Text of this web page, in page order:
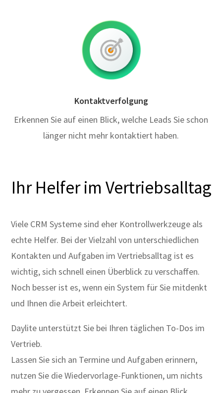
Kontaktverfolgung
Erkennen Sie auf einen Blick, welche Leads Sie schon
länger nicht mehr kontaktiert haben.
Ihr Helfer im Vertriebsalltag
Viele CRM Systeme sind eher Kontrollwerkzeuge als
echte Helfer. Bei der Vielzahl von unterschiedlichen
Kontakten und Aufgaben im Vertriebsalltag ist es
wichtig, sich schnell einen Überblick zu verschaffen.
Noch besser ist es, wenn ein System für Sie mitdenkt
und Ihnen die Arbeit erleichtert.
Daylite unterstützt Sie bei Ihren täglichen To-Dos im
Vertrieb.
Lassen Sie sich an Termine und Aufgaben erinnern,
nutzen Sie die Wiedervorlage-Funktionen, um nichts